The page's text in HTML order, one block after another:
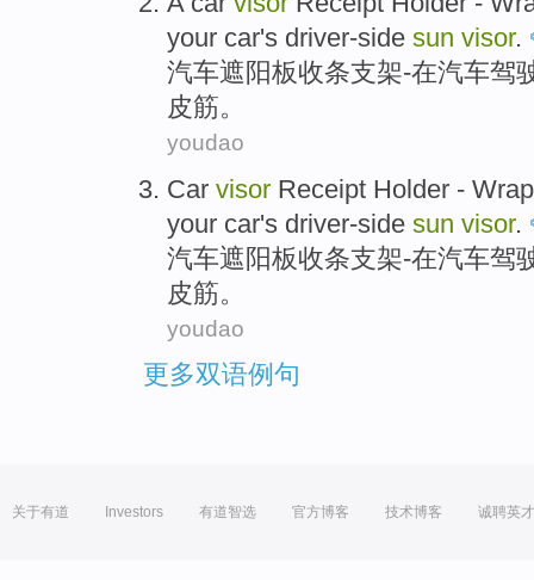
your car's driver-side sun visor.
汽车遮阳板收条支架-在汽车驾
皮筋。
youdao
Car visor Receipt Holder - Wrap
your car's driver-side sun visor.
汽车遮阳板收条支架-在汽车驾
皮筋。
youdao
更多双语例句
关于有道 Investors 有道智选 官方博客 技术博客 诚聘英才